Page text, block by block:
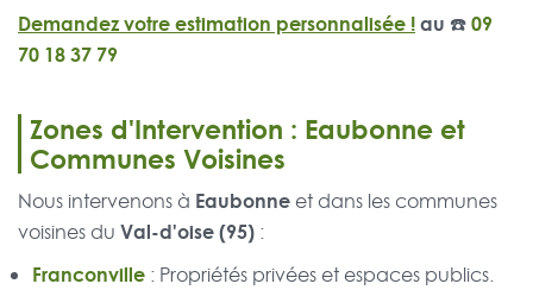
Demandez votre estimation personnalisée !au ☎️09
70 18 37 79
Zones d'Intervention : Eaubonne et
Communes Voisines
Nous intervenons à Eaubonne et dans les communes
voisines du Val-d'oise (95) :
Franconville : Propriétés privées et espaces publics.